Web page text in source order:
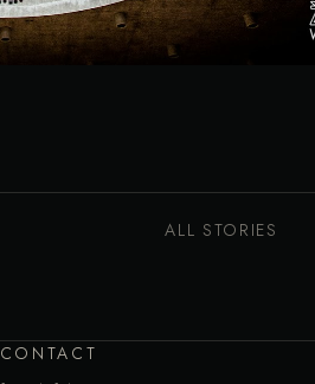
ALL STORIES
CONTACT